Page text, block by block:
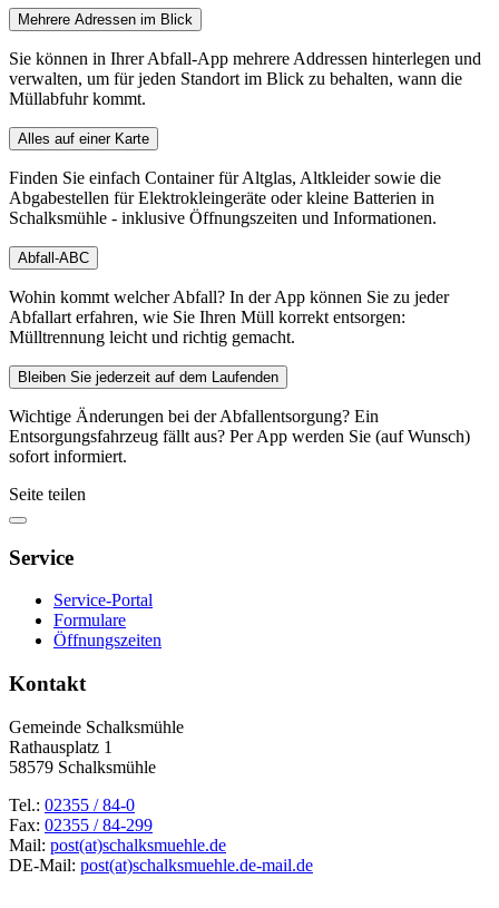
Mehrere Adressen im Blick
Sie können in Ihrer Abfall-App mehrere Addressen hinterlegen und
verwalten, um für jeden Standort im Blick zu behalten, wann die
Müllabfuhr kommt.
Alles auf einer Karte
Finden Sie einfach Container für Altglas, Altkleider sowie die
Abgabestellen für Elektrokleingeräte oder kleine Batterien in
Schalksmühle - inklusive Öffnungszeiten und Informationen.
Abfall-ABC
Wohin kommt welcher Abfall? In der App können Sie zu jeder
Abfallart erfahren, wie Sie Ihren Müll korrekt entsorgen:
Mülltrennung leicht und richtig gemacht.
Bleiben Sie jederzeit auf dem Laufenden
Wichtige Änderungen bei der Abfallentsorgung? Ein
Entsorgungsfahrzeug fällt aus? Per App werden Sie (auf Wunsch)
sofort informiert.
Seite teilen
Service
Service-Portal
Formulare
Öffnungszeiten
Kontakt
Gemeinde Schalksmühle
Rathausplatz 1
58579 Schalksmühle
Tel.: 02355 / 84-0
Fax: 02355 / 84-299
Mail: post(at)schalksmuehle.de
DE-Mail: post(at)schalksmuehle.de-mail.de